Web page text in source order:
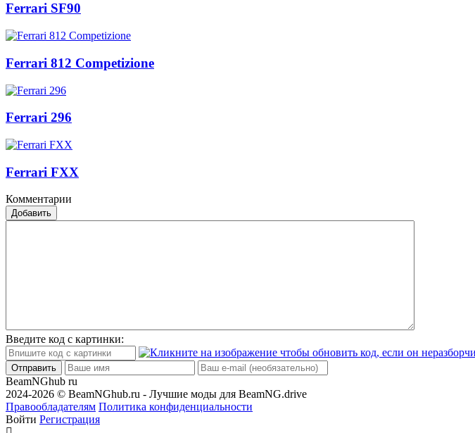
Ferrari SF90
Ferrari 812 Competizione
Ferrari 296
Ferrari FXX
Комментарии
Добавить
Введите код с картинки:
Отправить
BeamNGhub ru
2024-2026 © BeamNGhub.ru - Лучшие моды для BeamNG.drive
Правообладателям Политика конфиденциальности
Войти Регистрация